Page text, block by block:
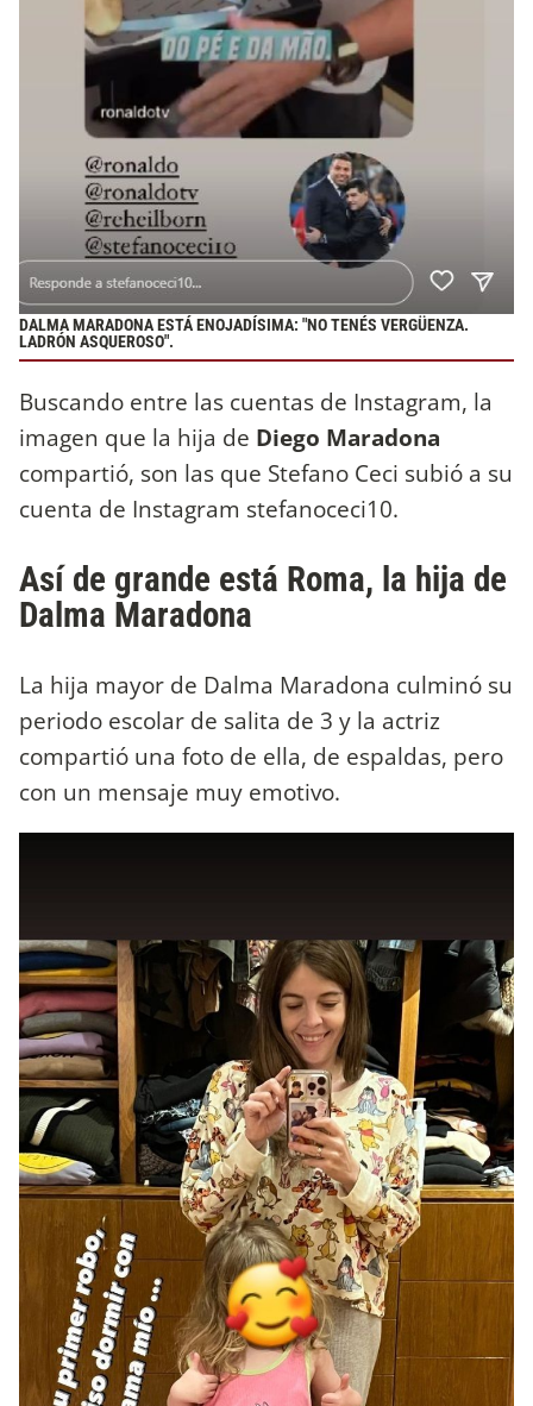
DALMA MARADONA ESTÁ ENOJADÍSIMA: "NO TENÉS VERGÜENZA.
LADRÓN ASQUEROSO".
Buscando entre las cuentas de Instagram, la
imagen que la hija de Diego Maradona
compartió, son las que Stefano Ceci subió a su
cuenta de Instagram stefanoceci10.
Así de grande está Roma, la hija de
Dalma Maradona
La hija mayor de Dalma Maradona culminó su
periodo escolar de salita de 3 y la actriz
compartió una foto de ella, de espaldas, pero
con un mensaje muy emotivo.